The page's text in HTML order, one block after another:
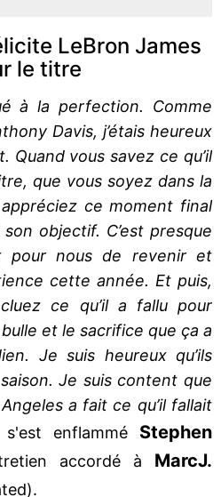
LeBron James
le titre
à la perfection. Comme
Davis, j’étais heureux
Quand vous savez ce qu’il
que vous soyez dans la
ce moment final
objectif. C’est presque
pour nous de revenir et
cette année. Et puis,
ce qu’il a fallu pour
et le sacrifice que ça a
Je suis heureux qu’ils
Je suis content que
a fait ce qu’il fallait
s'est enflammé Stephen
accordé à MarcJ.